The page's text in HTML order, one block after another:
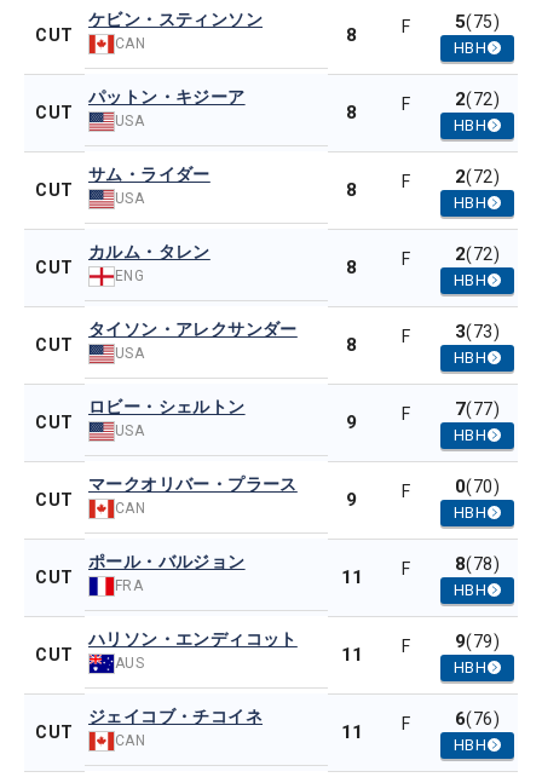
CUT
ケビン・スティンソン
CAN 8 F 5(75)
HBH
CUT
パットン・キジーア
USA 8 F 2(72)
HBH
CUT
サム・ライダー
USA 8 F 2(72)
HBH
CUT
カルム・タレン
ENG 8 F 2(72)
HBH
CUT
タイソン・アレクサンダー
USA 8 F 3(73)
HBH
CUT
ロビー・シェルトン
USA 9 F 7(77)
HBH
CUT
マークオリバー・プラース
CAN 9 F 0(70)
HBH
CUT
ポール・バルジョン
FRA 11 F 8(78)
HBH
CUT
ハリソン・エンディコット
AUS 11 F 9(79)
HBH
CUT
ジェイコブ・チコイネ
CAN 11 F 6(76)
HBH